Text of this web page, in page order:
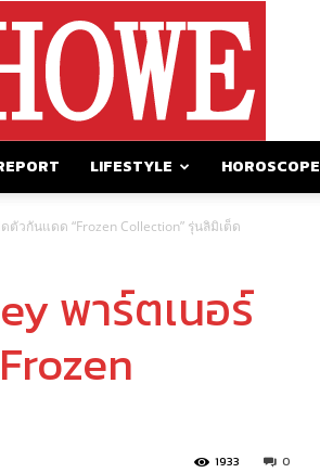
LIFESTYLE HOROSCOPE
ตัวกันแดด “Frozen Collection” รุ่นลิมิเต็ด
พาร์ตเนอร์
0
1933